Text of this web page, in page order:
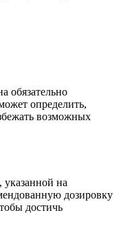
обязательно
определить,
возможных
на
дозировку
достичь